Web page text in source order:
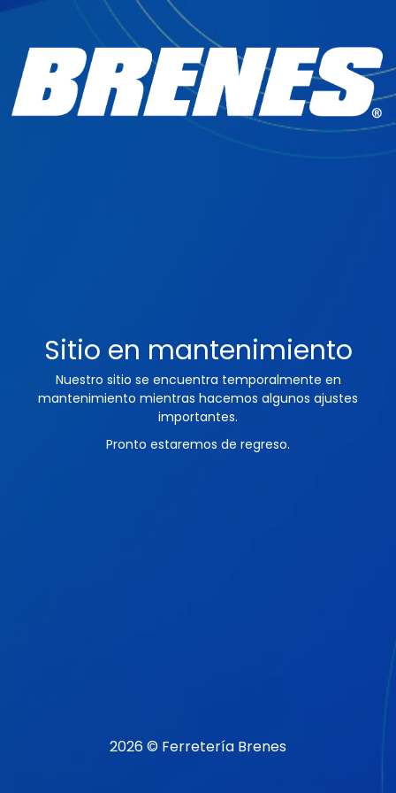
Sitio en mantenimiento
Nuestro sitio se encuentra temporalmente en
mantenimiento mientras hacemos algunos ajustes
importantes.
Pronto estaremos de regreso.
2026 © Ferretería Brenes